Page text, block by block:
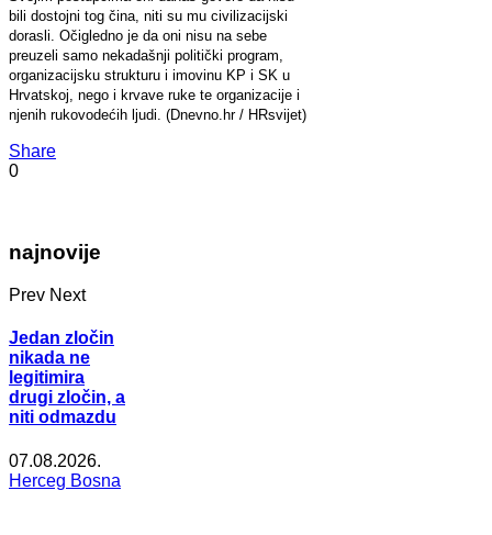
bili dostojni tog čina, niti su mu civilizacijski
dorasli. Očigledno je da oni nisu na sebe
preuzeli samo nekadašnji politički program,
organizacijsku strukturu i imovinu KP i SK u
Hrvatskoj, nego i krvave ruke te organizacije i
njenih rukovodećih ljudi. (Dnevno.hr / HRsvijet)
Share
0
najnovije
Prev Next
Jedan zločin
nikada ne
legitimira
drugi zločin, a
niti odmazdu
07.08.2026.
Herceg Bosna